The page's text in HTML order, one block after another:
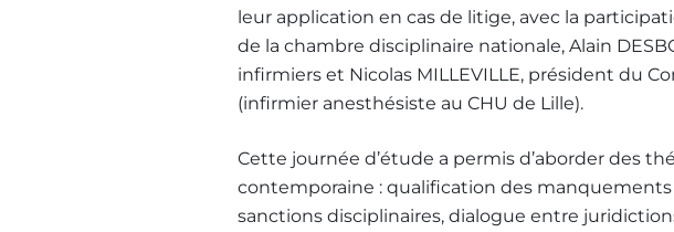
leur application en cas de litige, avec la
de la chambre disciplinaire nationale, Alain
infirmiers et Nicolas MILLEVILLE, président du
(infirmier anesthésiste au CHU de Lille).
Cette journée d’étude a permis d’aborder des
contemporaine : qualification des
sanctions disciplinaires, dialogue entre